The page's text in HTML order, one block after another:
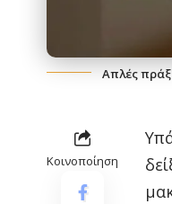
Απλές
Κοινοποίηση